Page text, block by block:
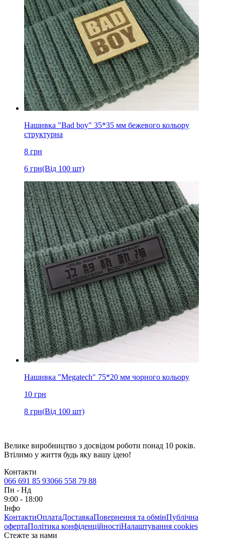
Нашивка "Bad boy" 35*35 мм бежевого кольору
структурна
8 грн
6 грн(Від 100 шт)
Нашивка "Megatech" 75*20 мм чорного кольору
10 грн
8 грн(Від 100 шт)
Велике виробництво з досвідом роботи понад 10 років.
Втілимо у життя будь яку вашу ідею!
Контакти
066 691 85 93066 558 79 88
Пн - Нд
9:00 - 18:00
Інфо
КонтактиОплатаДоставкаПовернення та обмінПублічна
офертаПолітика конфіденційностіНалаштування cookies
Стежте за нами